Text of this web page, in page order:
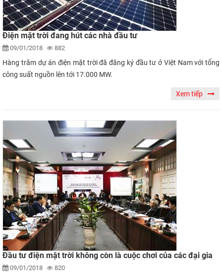
Điện mặt trời đang hút các nhà đầu tư
09/01/2018 882
Hàng trăm dự án điện mặt trời đã đăng ký đầu tư ở Việt Nam với tổng
công suất nguồn lên tới 17.000 MW.
Xem tiếp
Đầu tư điện mặt trời không còn là cuộc chơi của các đại gia
09/01/2018 820